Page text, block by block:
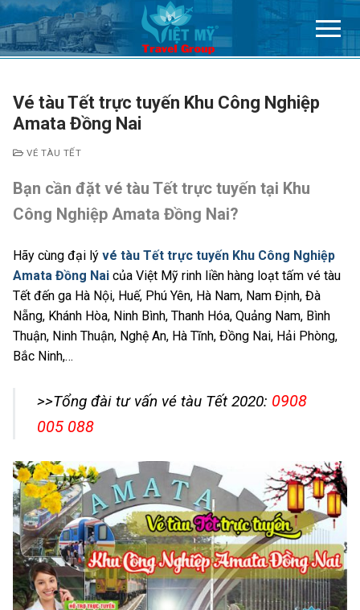
Chuyển
đến
nội
Vé tàu Tết trực tuyến Khu Công Nghiệp
Amata Đồng Nai
VÉ TÀU TẾT
Bạn cần đặt vé tàu Tết trực tuyến tại Khu
Công Nghiệp Amata Đồng Nai?
Hãy cùng đại lý vé tàu Tết trực tuyến Khu Công Nghiệp
Amata Đồng Nai của Việt Mỹ rinh liền hàng loạt tấm vé tàu
Tết đến ga Hà Nội, Huế, Phú Yên, Hà Nam, Nam Định, Đà
Nẵng, Khánh Hòa, Ninh Bình, Thanh Hóa, Quảng Nam, Bình
Thuận, Ninh Thuận, Nghệ An, Hà Tĩnh, Đồng Nai, Hải Phòng,
Bắc Ninh,…
>>Tổng đài tư vấn vé tàu Tết 2020: 0908
005 088